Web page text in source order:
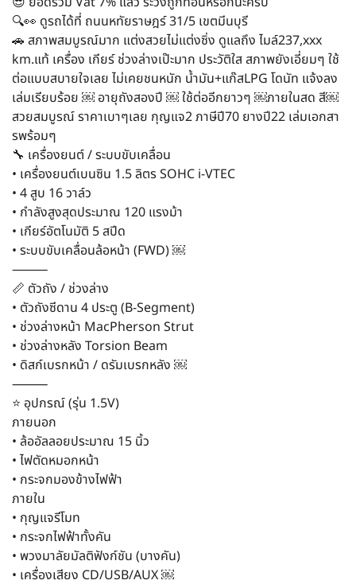
🔍👀 ดูรถได้ที่ ถนนหทัยราษฎร์ 31/5 เขตมีนบุรี
🚗 สภาพสมบูรณ์มาก แต่งสวยไม่แต่งซิ่ง ดูแลถึง ไมล์237,xxx
km.แท้ เครื่อง เกียร์ ช่วงล่างเป๊ะมาก ประวัติใส สภาพยังเอี่ยมๆ ใช้
ต่อแบบสบายใจเลย ไม่เคยชนหนัก น้ำมัน+แก๊สLPG โดนัท แจ้งลง
เล่มเรียบร้อย ￼ อายุถังสองปี ￼ ใช้ต่ออีกยาวๆ ￼ภายในสด สี￼
สวยสมบูรณ์ ราคาเบาๆเลย กุญแจ2 ภาษีปี70 ยางปี22 เล่มเอกสา
รพร้อมๆ
🔧 เครื่องยนต์ / ระบบขับเคลื่อน
• เครื่องยนต์เบนซิน 1.5 ลิตร SOHC i-VTEC
• 4 สูบ 16 วาล์ว
• กำลังสูงสุดประมาณ 120 แรงม้า
• เกียร์อัตโนมัติ 5 สปีด
• ระบบขับเคลื่อนล้อหน้า (FWD) ￼
⸻
📏 ตัวถัง / ช่วงล่าง
• ตัวถังซีดาน 4 ประตู (B-Segment)
• ช่วงล่างหน้า MacPherson Strut
• ช่วงล่างหลัง Torsion Beam
• ดิสก์เบรกหน้า / ดรัมเบรกหลัง ￼
⸻
⭐ อุปกรณ์ (รุ่น 1.5V)
ภายนอก
• ล้ออัลลอยประมาณ 15 นิ้ว
• ไฟตัดหมอกหน้า
• กระจกมองข้างไฟฟ้า
ภายใน
• กุญแจรีโมท
• กระจกไฟฟ้าทั้งคัน
• พวงมาลัยมัลติฟังก์ชัน (บางคัน)
• เครื่องเสียง CD/USB/AUX ￼